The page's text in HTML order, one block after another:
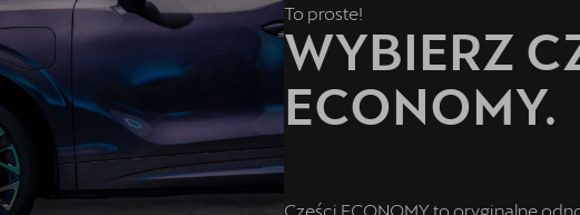
To proste!
WYBIERZ
ECONOMY.
Części ECONOMY to oryginalne